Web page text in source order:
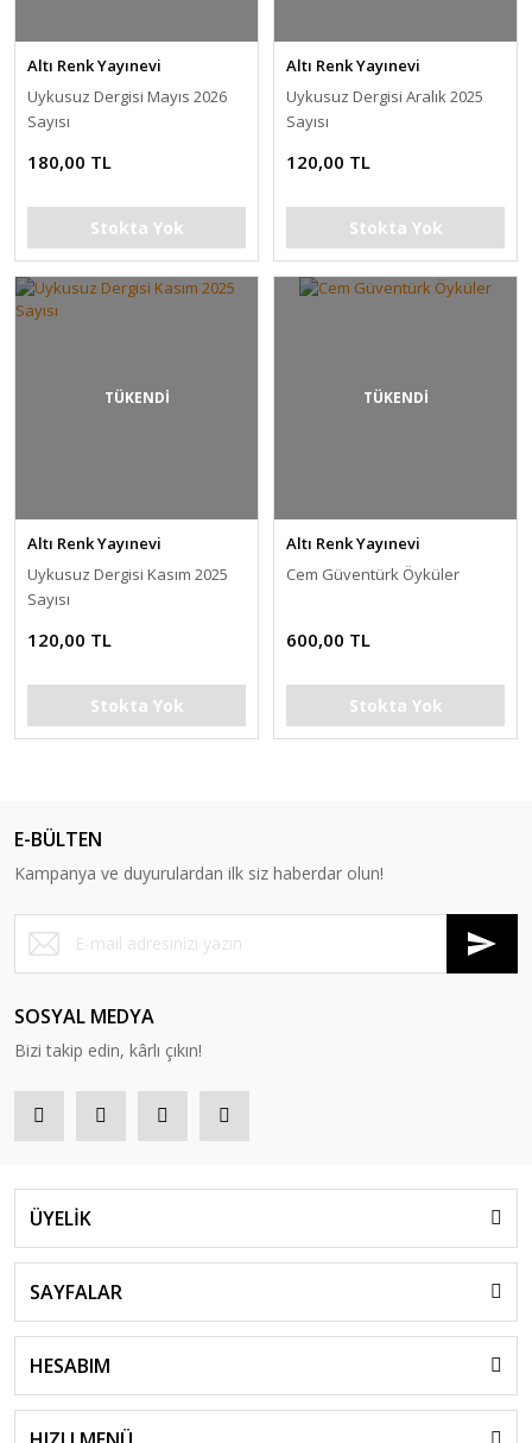
Altı Renk Yayınevi
Uykusuz Dergisi Mayıs 2026
Sayısı
180,00 TL
Stokta Yok
Altı Renk Yayınevi
Uykusuz Dergisi Aralık 2025
Sayısı
120,00 TL
Stokta Yok
TÜKENDİ
Altı Renk Yayınevi
Uykusuz Dergisi Kasım 2025
Sayısı
120,00 TL
Stokta Yok
TÜKENDİ
Altı Renk Yayınevi
Cem Güventürk Öyküler
600,00 TL
Stokta Yok
E-BÜLTEN
Kampanya ve duyurulardan ilk siz haberdar olun!
SOSYAL MEDYA
Bizi takip edin, kârlı çıkın!
ÜYELİK
SAYFALAR
HESABIM